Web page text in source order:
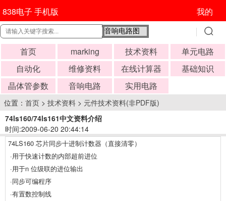
838电子 手机版 我的
首页 marking 技术资料
单元电路
自动化
维修资料 在线计算器
基础知识
晶体管参数
音响电路 实用电路
位置： 首页 > 技术资料 > 元件技术资料(非PDF版)
74ls160/74ls161中文资料介绍
时间:2009-06-20 20:44:14
74LS160 芯片同步十进制计数器（直接清零）
·用于快速计数的内部超前进位
·用于n 位级联的进位输出
·同步可编程序
·有置数控制线